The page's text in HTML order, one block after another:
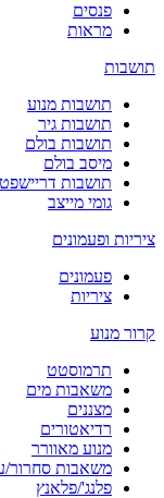
פנסים
מראות
תושבות
תושבות מנוע
תושבות גיר
תושבות בולם
מיסב בולם
תושבות דריישפט
גומי מייצב
ציריות ופעמונים
פעמונים
ציריות
קרור מנוע
תרמוסטט
משאבות מים
מצננים
רדיאטורים
מנוע מאוורר
משאבות סחרור/
פלנג'/פלאנץ